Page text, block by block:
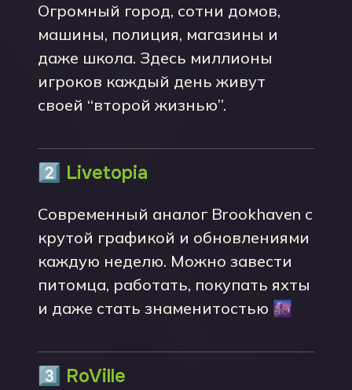
Огромный город, сотни домов,
машины, полиция, магазины и
даже школа. Здесь миллионы
игроков каждый день живут
своей “второй жизнью”.
2️⃣ Livetopia
Современный аналог Brookhaven с
крутой графикой и обновлениями
каждую неделю. Можно завести
питомца, работать, покупать яхты
и даже стать знаменитостью 🌆
3️⃣ RoVille